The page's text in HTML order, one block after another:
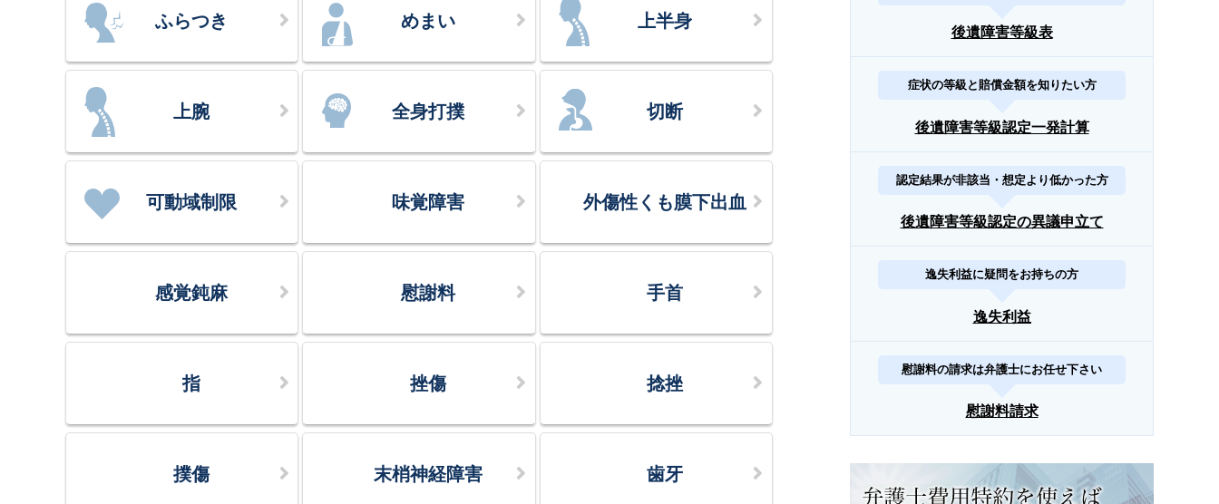
ふらつき めまい 上半身
上腕 全身打撲 切断
可動域制限 味覚障害 外傷性くも膜下出血
感覚鈍麻 慰謝料 手首
指 挫傷 捻挫
撲傷 末梢神経障害 歯牙
後遺障害等級表
症状の等級と賠償金額を知りたい方
後遺障害等級認定一発計算
認定結果が非該当・想定より低かった方
後遺障害等級認定の異議申立て
逸失利益に疑問をお持ちの方
逸失利益
慰謝料の請求は弁護士にお任せ下さい
慰謝料請求